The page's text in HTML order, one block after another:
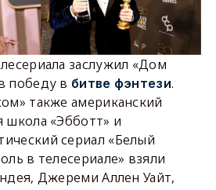
заслужил «Дом
победу в битве фэнтези.
также американский
школа «Эбботт» и
сериал «Белый
в телесериале» взяли
Джереми Аллен Уайт,